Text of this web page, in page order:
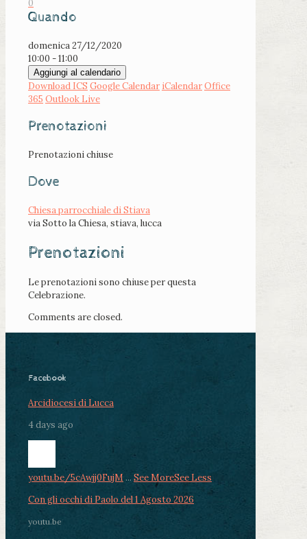
0
Quando
domenica 27/12/2020
10:00 - 11:00
Aggiungi al calendario
Download ICS Google Calendar iCalendarOffice
365 Outlook Live
Prenotazioni
Prenotazioni chiuse
Dove
Chiesa parrocchiale di Stiava
via Sotto la Chiesa, stiava, lucca
Prenotazioni
Le prenotazioni sono chiuse per questa
Celebrazione.
Comments are closed.
Facebook
Arcidiocesi di Lucca
4 days ago
youtu.be/5cAwjj0FujM ... See MoreSee Less
Con gli occhi di Paolo del 1 Agosto 2026
youtu.be